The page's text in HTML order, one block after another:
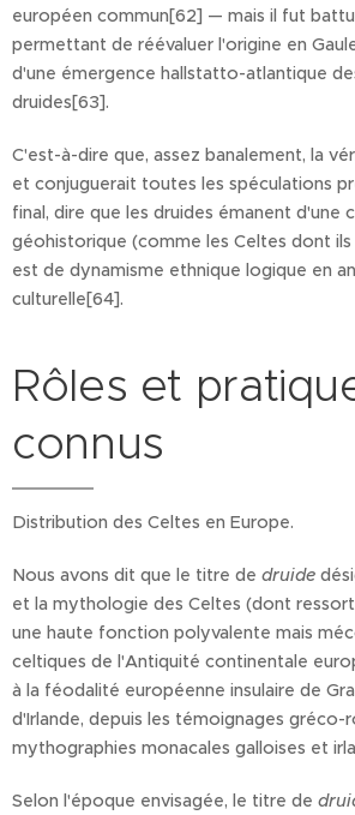
européen commun[62] — mais il fut
permettant de réévaluer l'origine en
d'une émergence hallstatto-atlantique
druides[63].
C'est-à-dire que, assez banalement, la
et conjuguerait toutes les spéculations
final, dire que les druides émanent d'une
géohistorique (comme les Celtes dont
est de dynamisme ethnique logique en
culturelle[64].
Rôles et
connus
Distribution des Celtes en Europe.
Nous avons dit que le titre de druide
et la mythologie des Celtes (dont
une haute fonction polyvalente mais
celtiques de l'Antiquité continentale
à la féodalité européenne insulaire de
d'Irlande, depuis les témoignages gréco-
mythographies monacales galloises et
Selon l'époque envisagée, le titre de